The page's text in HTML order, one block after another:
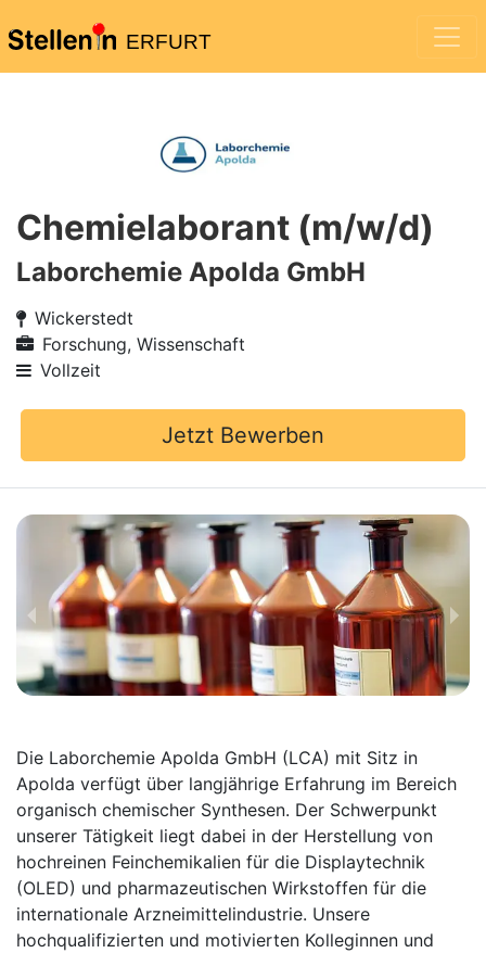
ERFURT
Chemielaborant (m/w/d)
Laborchemie Apolda GmbH
Wickerstedt
Forschung, Wissenschaft
Vollzeit
Jetzt Bewerben
Die Laborchemie Apolda GmbH (LCA) mit Sitz in
Apolda verfügt über langjährige Erfahrung im Bereich
organisch chemischer Synthesen. Der Schwerpunkt
unserer Tätigkeit liegt dabei in der Herstellung von
hochreinen Feinchemikalien für die Displaytechnik
(OLED) und pharmazeutischen Wirkstoffen für die
internationale Arzneimittelindustrie. Unsere
hochqualifizierten und motivierten Kolleginnen und